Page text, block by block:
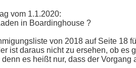
vom 1.1.2020:
in Boardinghouse ?
von 2018 auf Seite 18
ist daraus nicht zu ersehen, ob es
es heißt nur, dass der Vorgang